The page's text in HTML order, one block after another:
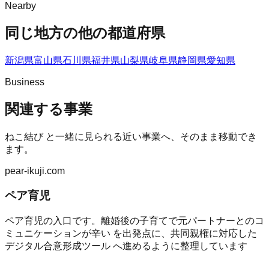
Nearby
同じ地方の他の都道府県
新潟県富山県石川県福井県山梨県岐阜県静岡県愛知県
Business
関連する事業
ねこ結びと一緒に見られる近い事業へ、そのまま移動でき
ます。
pear-ikuji.com
ペア育児
ペア育児の入口です。離婚後の子育てで元パートナーとのコ
ミュニケーションが辛い を出発点に、共同親権に対応した
デジタル合意形成ツール へ進めるように整理しています